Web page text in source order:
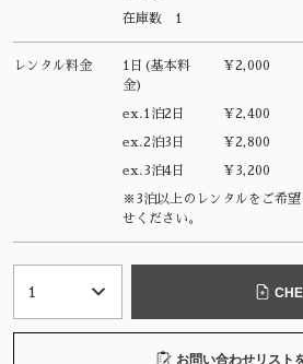
在庫数 1
レンタル料金
1日(基本料
金)
¥2,000
ex.1泊2日 ¥2,400
ex.2泊3日 ¥2,800
ex.3泊4日 ¥3,200
※3泊以上のレンタルをご希
せください。
お問い合わせリスト